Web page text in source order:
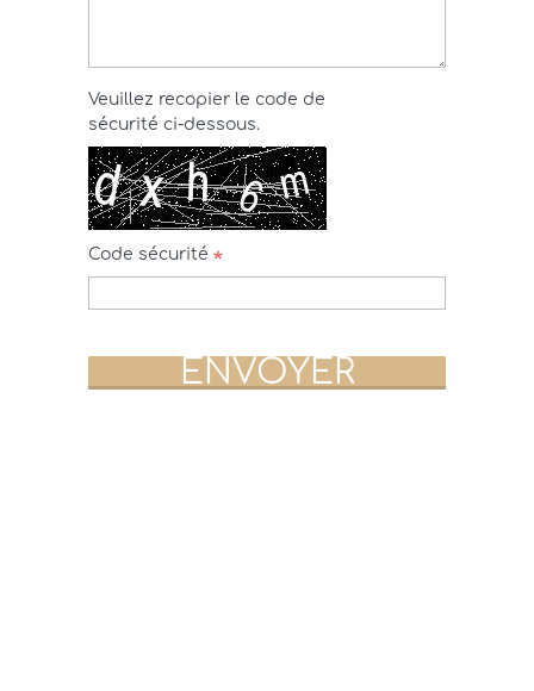
Veuillez recopier le code de
sécurité ci-dessous.
Code sécurité